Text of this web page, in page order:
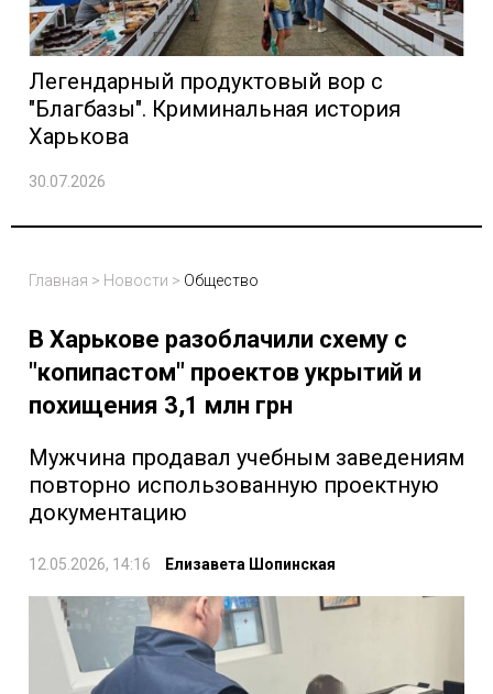
Легендарный продуктовый вор с
"Благбазы". Криминальная история
Харькова
30.07.2026
Главная > Новости > Общество
В Харькове разоблачили схему с
"копипастом" проектов укрытий и
похищения 3,1 млн грн
Мужчина продавал учебным заведениям
повторно использованную проектную
документацию
12.05.2026, 14:16 Елизавета Шопинская